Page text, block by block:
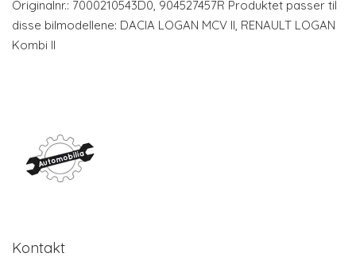
Originalnr.: 7000210543D0, 904527457R Produktet passer til
disse bilmodellene: DACIA LOGAN MCV II, RENAULT LOGAN
Kombi II
Kontakt